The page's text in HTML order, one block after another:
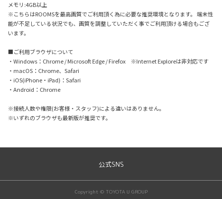
メモリ:4GB以上
※こちらはROOMSを最高画質でご利用頂く為に必要な推奨環境となります。 端末性
能が不足している状況でも、画質を調整していただく事でご利用頂ける場合もござ
います。
■ご利用ブラウザについて
・Windows：Chrome / Microsoft Edge / Firefox ※Internet Exploreは非対応です
・macOS：Chrome、Safari
・iOS(iPhone・iPad)：Safari
・Android：Chrome
※接続人数や権限(お客様・スタッフ)による違いはありません。
※いずれのブラウザも最新版が推奨です。
公式SNS
Copyright © TOYOTA U GROUP